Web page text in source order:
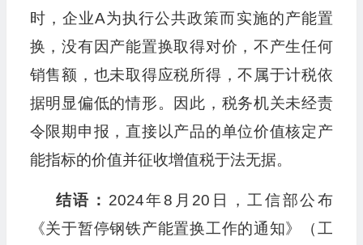
时，企业A为执行公共政策而实施的产能置
换，没有因产能置换取得对价，不产生任何
销售额，也未取得应税所得，不属于计税依
据明显偏低的情形。因此，税务机关未经责
令限期申报，直接以产品的单位价值核定产
能指标的价值并征收增值税于法无据。
结语： 2024年8月20日，工信部公布
《关于暂停钢铁产能置换工作的通知》（工